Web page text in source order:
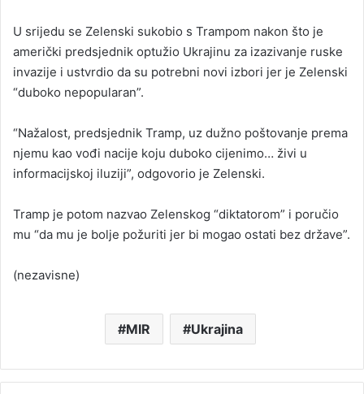
U srijedu se Zelenski sukobio s Trampom nakon što je
američki predsjednik optužio Ukrajinu za izazivanje ruske
invazije i ustvrdio da su potrebni novi izbori jer je Zelenski
“duboko nepopularan”.
“Nažalost, predsjednik Tramp, uz dužno poštovanje prema
njemu kao vođi nacije koju duboko cijenimo… živi u
informacijskoj iluziji”, odgovorio je Zelenski.
Tramp je potom nazvao Zelenskog “diktatorom” i poručio
mu “da mu je bolje požuriti jer bi mogao ostati bez države”.
(nezavisne)
MIR Ukrajina